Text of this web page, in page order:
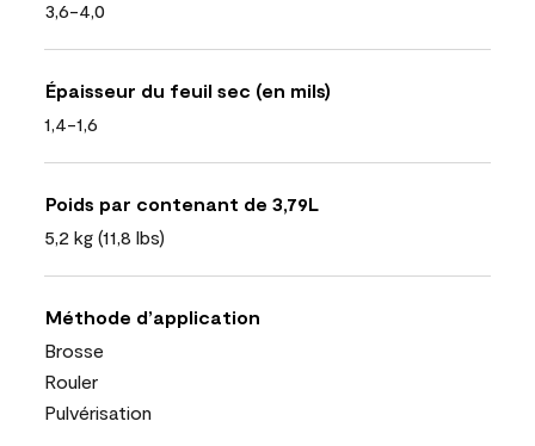
3,6-4,0
Épaisseur du feuil sec (en mils)
1,4-1,6
Poids par contenant de 3,79L
5,2 kg (11,8 lbs)
Méthode d’application
Brosse
Rouler
Pulvérisation